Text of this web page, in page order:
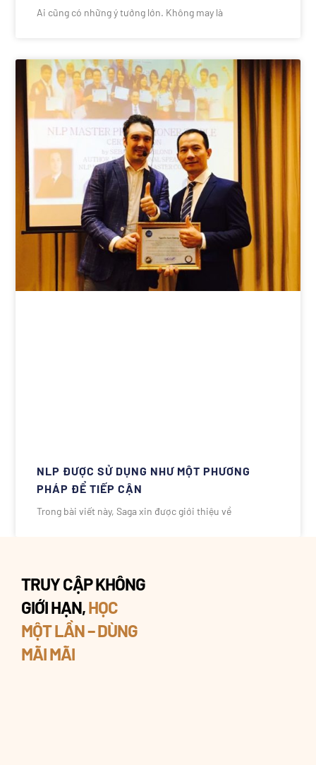
Ai cũng có những ý tưởng lớn. Không may là
NLP ĐƯỢC SỬ DỤNG NHƯ MỘT PHƯƠNG
PHÁP ĐỂ TIẾP CẬN
Trong bài viết này, Saga xin được giới thiệu về
TRUY CẬP KHÔNG
GIỚI HẠN,HỌC
MỘT LẦN – DÙNG
MÃI MÃI